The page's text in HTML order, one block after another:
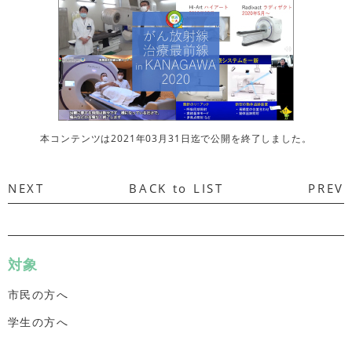
本コンテンツは2021年03月31日迄で公開を終了しました。
NEXT BACK to LIST PREV
対象
市民の方へ
学生の方へ